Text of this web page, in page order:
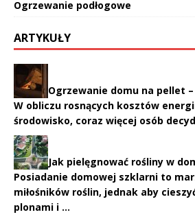
Ogrzewanie podłogowe
ARTYKUŁY
Ogrzewanie domu na pellet
W obliczu rosnących kosztów
środowisko, coraz więcej osób
Jak pielęgnować rośliny w
Posiadanie domowej szklarni to
miłośników roślin, jednak aby
plonami i …